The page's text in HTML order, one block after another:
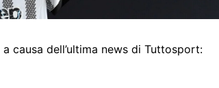
causa dell’ultima news di Tuttosport: